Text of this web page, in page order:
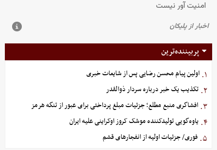
پربیننده‌ترین
۱. اولین پیام محسن رضایی پس از شایعات خبری
۲. تکذیب یک خبر درباره سردار ذوالقدر
۳. افشاگری منبع مطلع؛ جزئیات مبلغ پرداختی برای عبور از تنگه هرمز
۴. یاوه‌گویی تولیدکننده موشک کروز اوکراینی علیه ایران
۵. فوری/ جزئیات اولیه از انفجارهای قشم